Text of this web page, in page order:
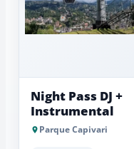
Night Pass DJ +
Instrumental
Parque Capivari